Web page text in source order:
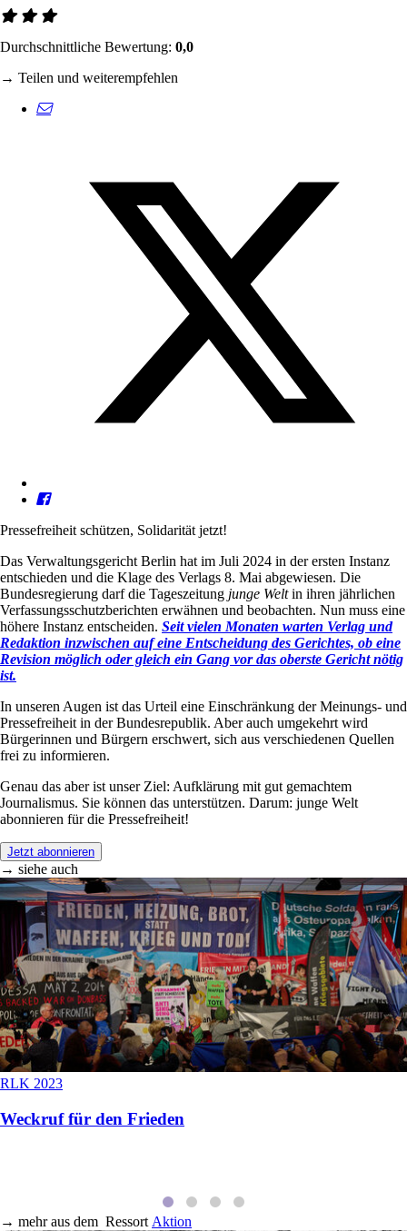
Durchschnittliche Bewertung: 0,0
→ Teilen und weiterempfehlen
Pressefreiheit schützen, Solidarität jetzt!
Das Verwaltungsgericht Berlin hat im Juli 2024 in der ersten Instanz
entschieden und die Klage des Verlags 8. Mai abgewiesen. Die
Bundesregierung darf die Tageszeitung junge Weltin ihren jährlichen
Verfassungsschutzberichten erwähnen und beobachten. Nun muss eine
höhere Instanz entscheiden. Seit vielen Monaten warten Verlag und
Redaktion inzwischen auf eine Entscheidung des Gerichtes, ob eine
Revision möglich oder gleich ein Gang vor das oberste Gericht nötig
ist.
In unseren Augen ist das Urteil eine Einschränkung der Meinungs- und
Pressefreiheit in der Bundesrepublik. Aber auch umgekehrt wird
Bürgerinnen und Bürgern erschwert, sich aus verschiedenen Quellen
frei zu informieren.
Genau das aber ist unser Ziel: Aufklärung mit gut gemachtem
Journalismus. Sie können das unterstützen. Darum: junge Welt
abonnieren für die Pressefreiheit!
Jetzt abonnieren
→ siehe auch
RLK 2023
Weckruf für den Frieden
→ mehr aus dem Ressort Aktion